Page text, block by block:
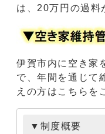
は、20万円の過料
伊賀市内に空き家
で、年間を通じて
えの方はこちらを
▼制度概要